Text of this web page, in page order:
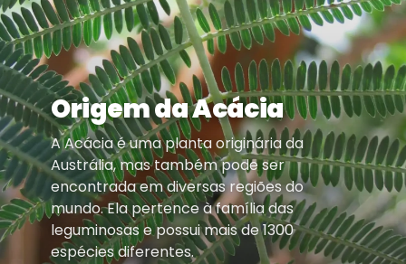
Origem da Acácia
A Acácia é uma planta originária da
Austrália, mas também pode ser
encontrada em diversas regiões do
mundo. Ela pertence à família das
leguminosas e possui mais de 1300
espécies diferentes.